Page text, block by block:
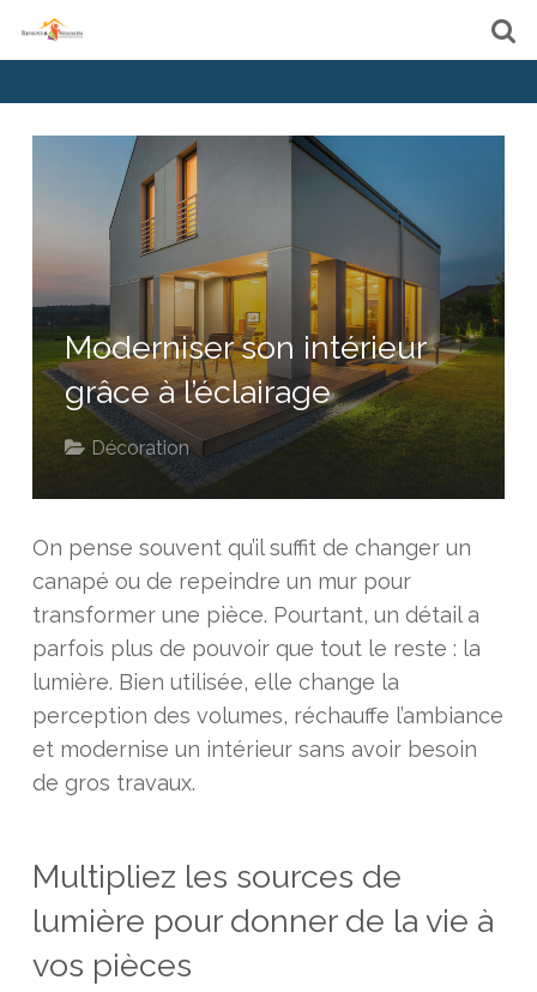
Moderniser son intérieur
grâce à l’éclairage
Décoration
On pense souvent qu’il suffit de changer un
canapé ou de repeindre un mur pour
transformer une pièce. Pourtant, un détail a
parfois plus de pouvoir que tout le reste : la
lumière. Bien utilisée, elle change la
perception des volumes, réchauffe l’ambiance
et modernise un intérieur sans avoir besoin
de gros travaux.
Multipliez les sources de
lumière pour donner de la vie à
vos pièces